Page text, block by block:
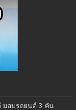
มอบรถยนต์ 3 คัน